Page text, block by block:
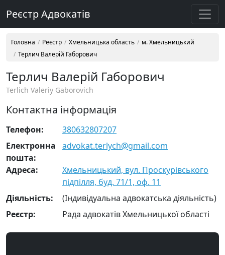
Реєстр Адвокатів
Головна Реєстр Хмельницька область
м. Хмельницький
Терлич Валерій Габорович
Терлич Валерій Габорович
Terlich Valeriy Gaborovich
Контактна інформація
Телефон:
380632807207
Електронна
пошта:
advokat.terlych@gmail.com
Адреса:
Хмельницький, вул. Проскурівського
підпілля, буд. 71/1, оф. 11
Діяльність:
(Індивідуальна адвокатська діяльність)
Реєстр:
Рада адвокатів Хмельницької області